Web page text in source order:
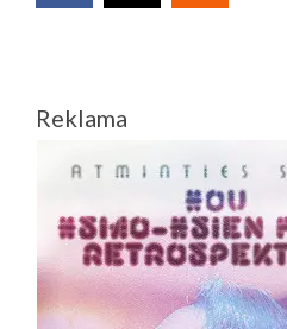
Reklama